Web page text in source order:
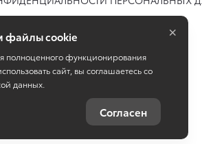
файлы cookie
полноценного функционирования
сайт, вы соглашаетесь со
данных.
Согласен
×